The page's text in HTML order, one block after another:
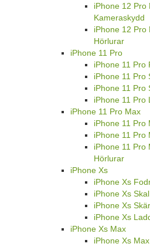
iPhone 12 Pro
Kameraskydd
iPhone 12 Pro
Hörlurar
iPhone 11 Pro
iPhone 11 Pro
iPhone 11 Pro
iPhone 11 Pro
iPhone 11 Pro
iPhone 11 Pro Max
iPhone 11 Pro
iPhone 11 Pro
iPhone 11 Pro
Hörlurar
iPhone Xs
iPhone Xs
iPhone Xs Skal
iPhone Xs
iPhone Xs
iPhone Xs Max
iPhone Xs